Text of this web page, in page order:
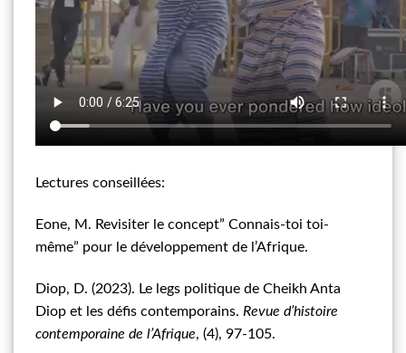
Lectures conseillées:
Eone, M. Revisiter le concept” Connais-toi toi-
même” pour le développement de l’Afrique.
Diop, D. (2023). Le legs politique de Cheikh Anta
Diop et les défis contemporains. Revue d’histoire
contemporaine de l’Afrique, (4), 97-105.